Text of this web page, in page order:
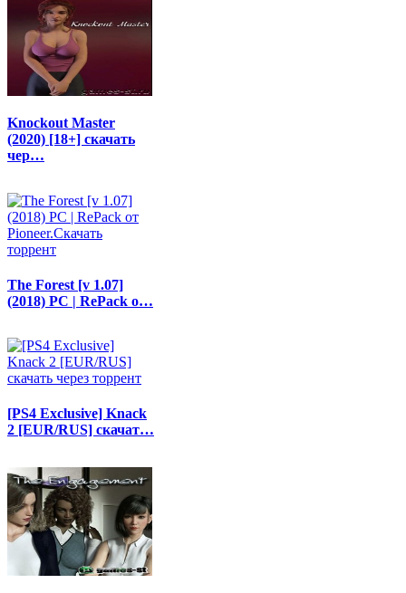
Knockout Master
(2020) [18+] скачать
чер…
The Forest [v 1.07]
(2018) PC | RePack о…
[PS4 Exclusive] Knack
2 [EUR/RUS] скачат…